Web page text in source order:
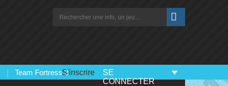
Team Fortress 2S'inscrire
SE
CONNECTER